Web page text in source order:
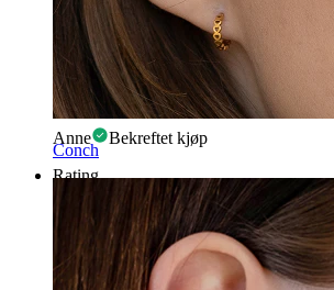
Conch
Genialt
Genialt!
Anne
Bekreftet kjøp
Rating
Jeg anbefaler!